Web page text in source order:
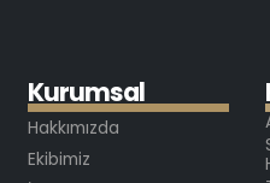
Kurumsal
Hakkımızda
Ekibimiz